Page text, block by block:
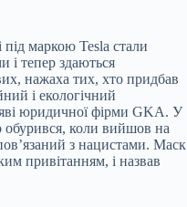
під маркою Tesla стали
тепер здаються
нажаха тих, хто придбав
і екологічний
юридичної фірми GKA. У
обурився, коли вийшов на
з нацистами. Маск
привітанням, і назвав